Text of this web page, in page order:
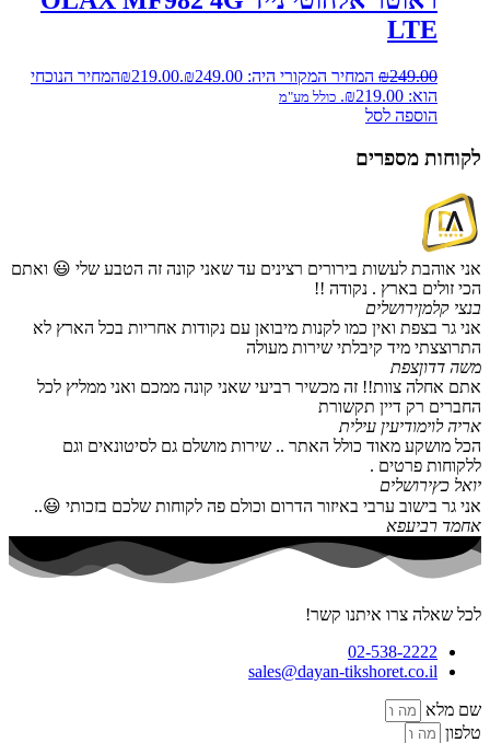
LTE
₪249.00 המחיר המקורי היה: ₪249.00. ₪219.00
המחיר הנוכחי
הוא: ₪219.00.
כולל מע"מ
הוספה לסל
לקוחות מספרים
אני אוהבת לעשות בירורים רצינים עד שאני קונה זה הטבע שלי 😃 ואתם
הכי זולים בארץ . נקודה !!
בנצי קלמןירושלים
אני גר בצפת ואין כמו לקנות מיבואן עם נקודות אחריות בכל הארץ לא
התרוצצתי מיד קיבלתי שירות מעולה
משה דדוןצפת
אתם אחלה צוות!! זה מכשיר רביעי שאני קונה ממכם ואני ממליץ לכל
החברים רק דיין תקשורת
אריה לוימודיעין עילית
הכל מושקע מאוד כולל האתר .. שירות מושלם גם לסיטונאים וגם
ללקוחות פרטים .
יואל כץירושלים
אני גר בישוב ערבי באיזור הדרום וכולם פה לקוחות שלכם בזכותי 😃..
אחמד רביעפא
לכל שאלה צרו איתנו קשר!
02-538-2222
sales@dayan-tikshoret.co.il
שם מלא
טלפון